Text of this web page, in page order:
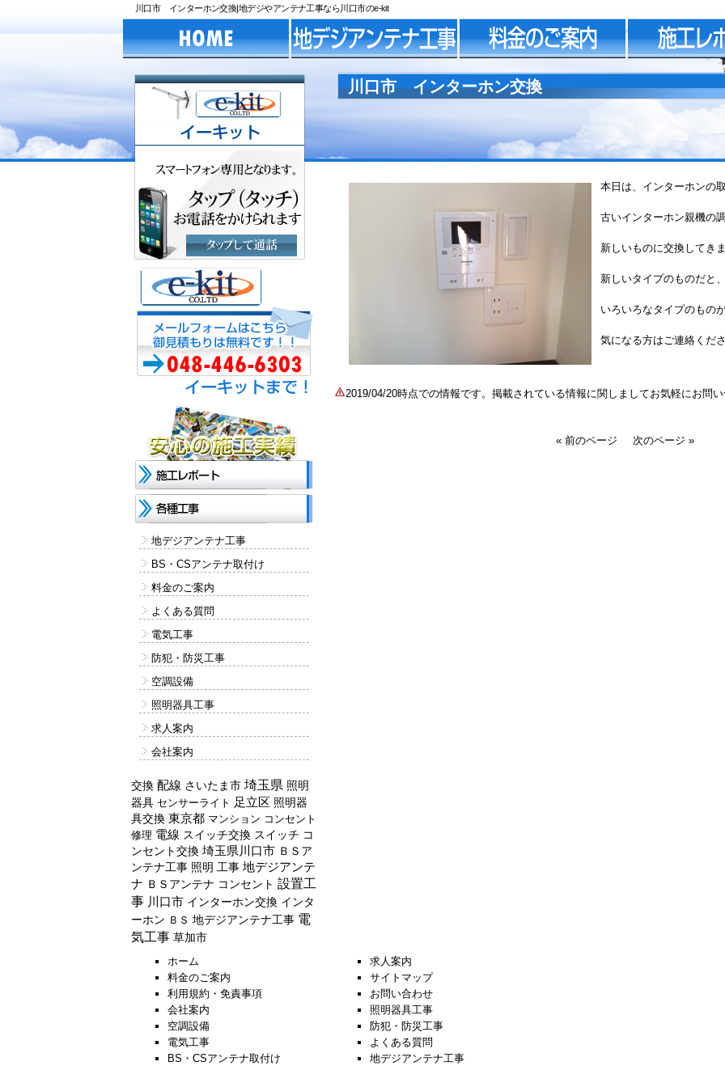
川口市 インターホン交換|地デジやアンテナ工事なら川口市のe-kit
川口市 インターホン交換
本日は、インターホンの
古いインターホン親機の
新しいものに交換してきま
新しいタイプのものだと
いろいろなタイプのもの
気になる方はご連
2019/04/20時点での情報です。掲載されている情報に関しましてお気軽にお問い
« 前のページ 次のページ »
地デジアンテナ工事
BS・CSアンテナ取付け
料金のご案内
よくある質問
電気工事
防犯・防災工事
空調設備
照明器具工事
求人案内
会社案内
交換 配線 さいたま市 埼玉県 照明
器具 センサーライト 足立区 照明器
具交換 東京都 マンション コンセント
修理 電線 スイッチ交換 スイッチ コ
ンセント交換 埼玉県川口市 ＢＳア
ンテナ工事 照明 工事 地デジアンテ
ナ ＢＳアンテナ コンセント 設置工
事 川口市 インターホン交換 インタ
ーホン ＢＳ 地デジアンテナ工事 電
気工事 草加市
ホーム
求人案内
料金のご案内
サイトマップ
利用規約・免責事項
お問い合わせ
会社案内
照明器具工事
空調設備
防犯・防災工事
電気工事
よくある質問
BS・CSアンテナ取付け
地デジアンテナ工事